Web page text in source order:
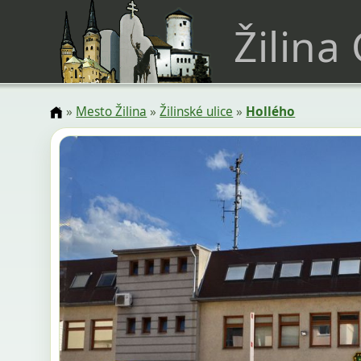
Žilina
» Mesto Žilina »Žilinské ulice » Hollého